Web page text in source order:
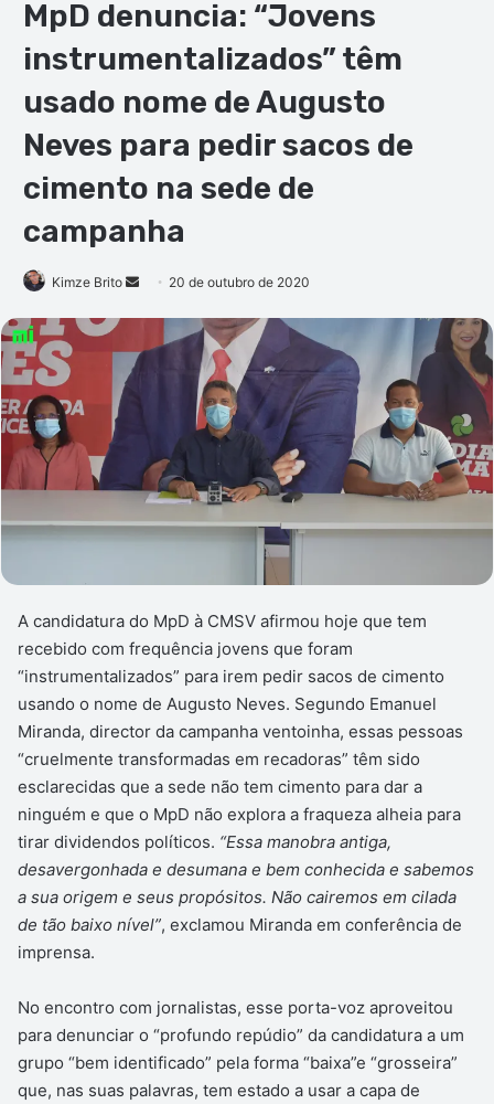
MpD denuncia: “Jovens
instrumentalizados” têm
usado nome de Augusto
Neves para pedir sacos de
cimento na sede de
campanha
Kimze Brito
Mande
mail
20 de outubro de 2020
A candidatura do MpD à CMSV afirmou hoje que tem
recebido com frequência jovens que foram
“instrumentalizados” para irem pedir sacos de cimento
usando o nome de Augusto Neves. Segundo Emanuel
Miranda, director da campanha ventoinha, essas pessoas
“cruelmente transformadas em recadoras” têm sido
esclarecidas que a sede não tem cimento para dar a
ninguém e que o MpD não explora a fraqueza alheia para
tirar dividendos políticos. “Essa manobra antiga,
desavergonhada e desumana e bem conhecida e sabemos
a sua origem e seus propósitos. Não cairemos em cilada
de tão baixo nível”, exclamou Miranda em conferência de
imprensa.
No encontro com jornalistas, esse porta-voz aproveitou
para denunciar o “profundo repúdio” da candidatura a um
grupo “bem identificado” pela forma “baixa”e “grosseira”
que, nas suas palavras, tem estado a usar a capa de